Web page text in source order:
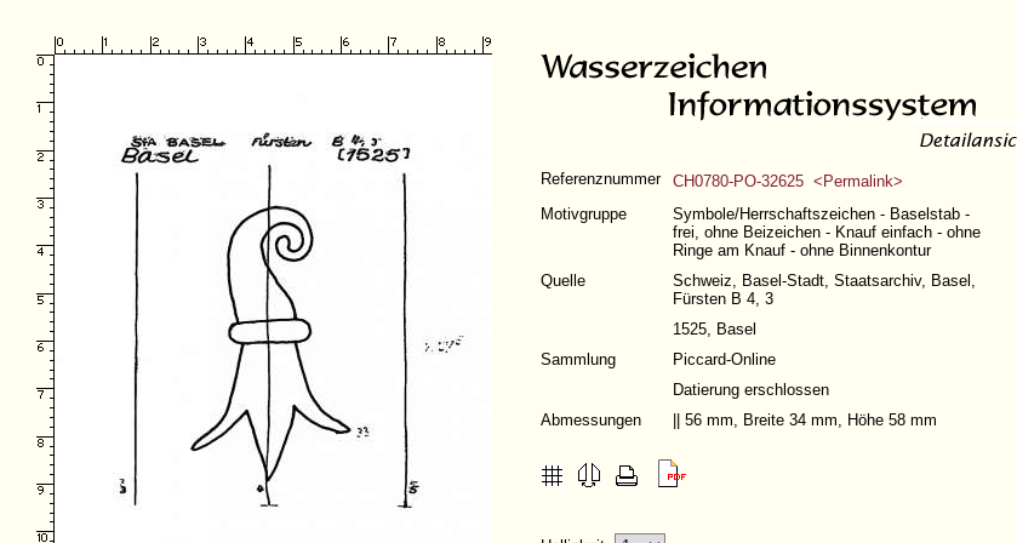
Referenznummer
CH0780-PO-32625 <Permalink>
Motivgruppe
Symbole/Herrschaftszeichen - Baselstab -
frei, ohne Beizeichen - Knauf einfach - ohne
Ringe am Knauf - ohne Binnenkontur
Quelle
Schweiz, Basel-Stadt, Staatsarchiv, Basel,
Fürsten B 4, 3
1525, Basel
Sammlung
Piccard-Online
Datierung erschlossen
Abmessungen
|| 56 mm, Breite 34 mm, Höhe 58 mm